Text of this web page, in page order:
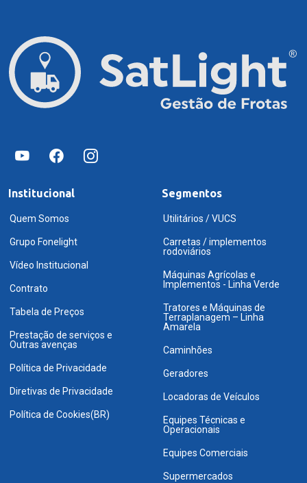
Institucional
Quem Somos
Grupo Fonelight
Vídeo Institucional
Contrato
Tabela de Preços
Prestação de serviços e
Outras avenças
Política de Privacidade
Diretivas de Privacidade
Política de Cookies(BR)
Segmentos
Utilitários / VUCS
Carretas / implementos
rodoviários
Máquinas Agrícolas e
Implementos - Linha Verde
Tratores e Máquinas de
Terraplanagem – Linha
Amarela
Caminhões
Geradores
Locadoras de Veículos
Equipes Técnicas e
Operacionais
Equipes Comerciais
Supermercados